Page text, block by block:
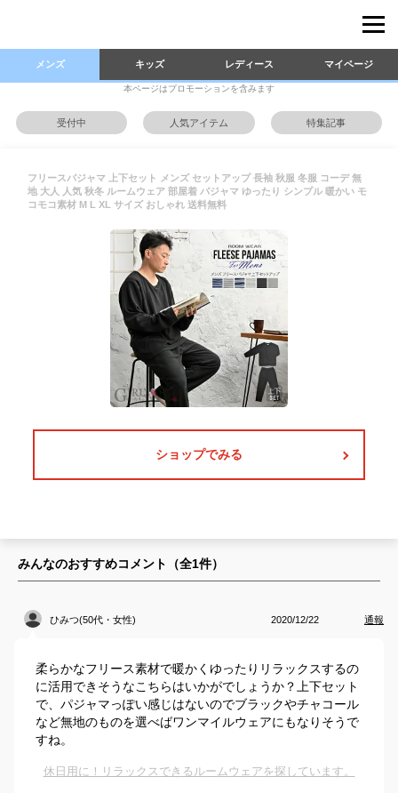
メンズ キッズ レディース マイページ
本ページはプロモーションを含みます
受付中 人気アイテム 特集記事
フリースパジャマ 上下セット メンズ セットアップ 長袖 秋服 冬服 コーデ 無
地 大人 人気 秋冬 ルームウェア 部屋着 パジャマ ゆったり シンプル 暖かい モ
コモコ素材 M L XL サイズ おしゃれ 送料無料
ショップでみる
みんなのおすすめコメント（全1件）
ひみつ(50代・女性) 2020/12/22 通報
柔らかなフリース素材で暖かくゆったりリラックスするの
に活用できそうなこちらはいかがでしょうか？上下セット
で、パジャマっぽい感じはないのでブラックやチャコール
など無地のものを選べばワンマイルウェアにもなりそうで
すね。
休日用に！リラックスできるルームウェアを探しています。